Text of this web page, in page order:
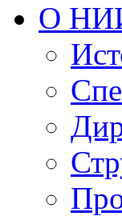
О